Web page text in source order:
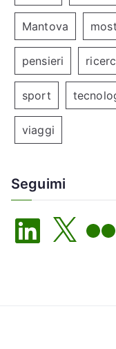
Mantova
pensieri
sport
viaggi
Seguimi
L
n
X
l